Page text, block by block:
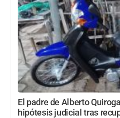
El padre de Alberto
hipótesis judicial tras